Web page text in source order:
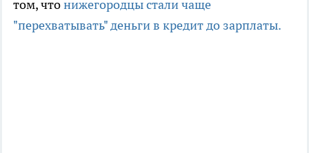
том, чтонижегородцы стали чаще
"перехватывать" деньги в кредит до зарплаты.